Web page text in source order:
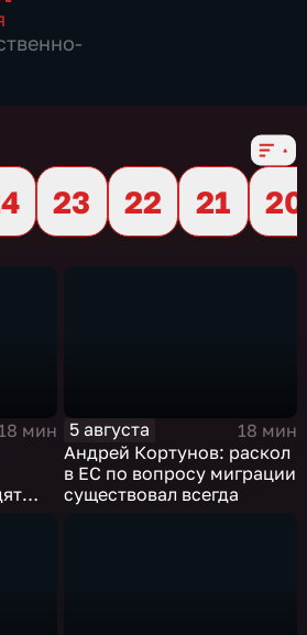
23 22 21
20
18 мин
5 августа
18 мин
Андрей Кортунов: раскол
в ЕС по вопросу миграции
существовал всегда